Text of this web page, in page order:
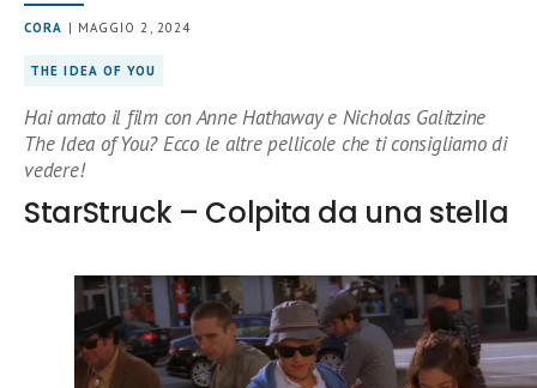
CORA | MAGGIO 2, 2024
THE IDEA OF YOU
Hai amato il film con Anne Hathaway e Nicholas Galitzine
The Idea of You? Ecco le altre pellicole che ti consigliamo di
vedere!
StarStruck – Colpita da una stella